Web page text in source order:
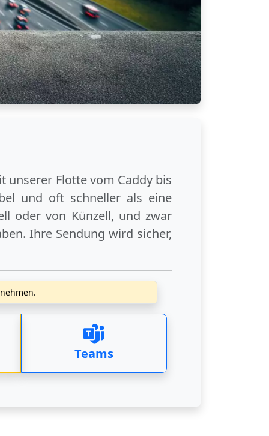
unserer Flotte vom Caddy bis
und oft schneller als eine
odervon Künzell, und zwar
Ihre Sendung wird sicher,
Teams